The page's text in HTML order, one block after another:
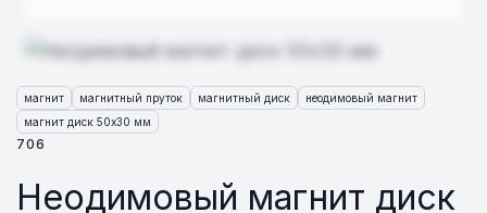
магнит магнитный пруток магнитный диск
неодимовый магнит
магнит диск 50х30 мм
706
Неодимовый магнит диск